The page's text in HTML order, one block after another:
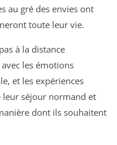
au gré des envies ont
toute leur vie.
à la distance
les émotions
et les expériences
leur séjour normand et
dont ils souhaitent